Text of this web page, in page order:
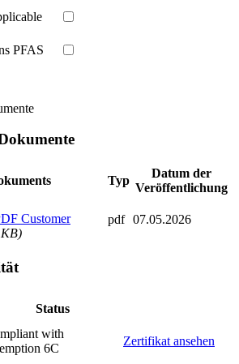
PFAS
Typ
Datum der
Veröffentlichung
Customer
pdf 07.05.2026
Status
with
6C
Zertifikat ansehen